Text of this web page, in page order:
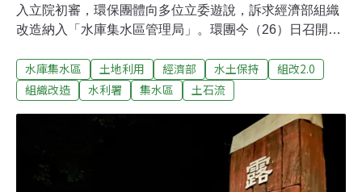
入立院初審，環保團體向多位立委遊說，訴求經濟部組織
改造納入「水庫集水區管理局」。環團今（26）日召開記
發、治水防洪。民間多年終於等到組改機會，「這次沒有
做，是不是還要再等十幾、二十幾年？」環團指出，行政
組織改造應納入「水庫集水區（或流域）管理局」。不過
行政院人事行政總處回應，成立集水區管理局涉及多項法
規修正，需從長計議，建議由經濟部協調農委會共同強化
管理。
水庫集水區 土地利用 經濟部 水土保持
組改2.0
組織改造
水利署 集水區 土石流